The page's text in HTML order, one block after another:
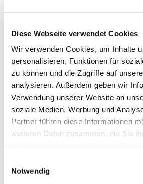
Diese Webseite verwendet Cookies
Wir verwenden Cookies, um Inhalte
personalisieren, Funktionen für
zu können und die Zugriffe auf
analysieren. Außerdem geben wir
Verwendung unserer Website an
soziale Medien, Werbung und
Partner führen diese Informationen
weiteren Daten zusammen, die Sie
Notwendig